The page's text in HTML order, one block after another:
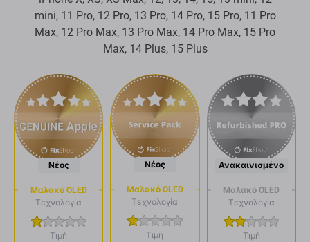
mini, 11 Pro, 12 Pro, 13 Pro, 14 Pro, 15 Pro, 11 Pro
Max, 12 Pro Max, 13 Pro Max, 14 Pro Max, 15 Pro
Max, 14 Plus, 15 Plus
Νέος
Μαλακό OLED
Τεχνολογία
Τιμή
Νέος
Μαλακό OLED
Τεχνολογία
Τιμή
Ανακαινισμένο
Μαλακό OLED
Τεχνολογία
Τιμή